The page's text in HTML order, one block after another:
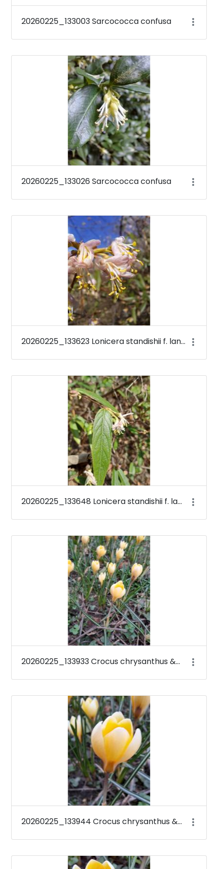
20260225_133003 Sarcococca confusa
20260225_133026 Sarcococca confusa
20260225_133623 Lonicera standishii f. lancifolia
20260225_133648 Lonicera standishii f. lancifolia
20260225_133933 Crocus chrysanthus &#39;Romance&#39;
20260225_133944 Crocus chrysanthus &#39;Romance&#39;